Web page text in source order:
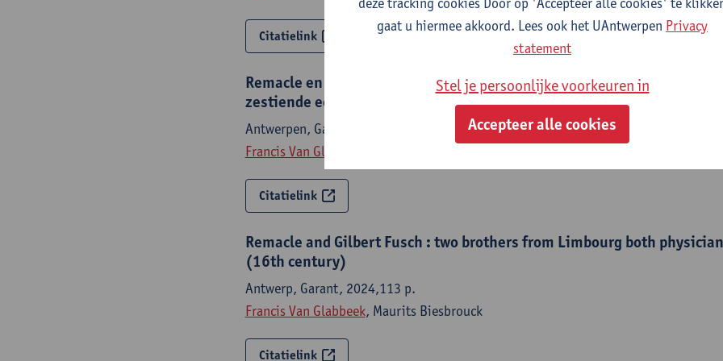
Citatielink
Remacle en Gilbert Fusch : twee broers geneesheer-kanunniken uit
zestiende eeuw
Antwerpen, Garant, 2024,113 p.
Francis Van Glabbeek
Citatielink
Remacle and Gilbert Fusch : two brothers from Limbourg both
(16th century)
Antwerp, Garant, 2024,113 p.
Francis Van Glabbeek, Maurits Biesbrouck
Citatielink
gaat u hiermee akkoord. Lees ook het UAntwerpen Privacy
statement
Stel je persoonlijke voorkeuren in
Accepteer alle cookies